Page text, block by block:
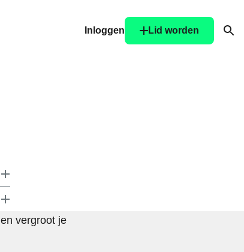
Inloggen
Lid worden
vergroot je